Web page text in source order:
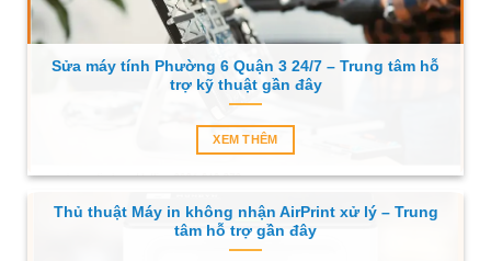
Sửa máy tính Phường 6 Quận 3 24/7 – Trung tâm hỗ
trợ kỹ thuật gần đây
XEM THÊM
Thủ thuật Máy in không nhận AirPrint xử lý – Trung
tâm hỗ trợ gần đây